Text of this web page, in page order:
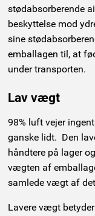
stødabsorberende
beskyttelse mod
sine
emballagen til, at
under transporten.
Lav vægt
98% luft vejer
ganske lidt. Den
håndtere på lager
vægten af
samlede vægt af
Lavere vægt